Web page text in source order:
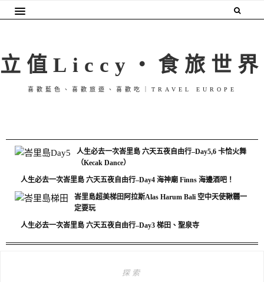
立值Liccy・食旅世界
喜歡藍色、喜歡旅遊、喜歡吃｜TRAVEL EUROPE
人生必去一次峇里島 六天五夜自由行–Day5,6 卡恰火舞
（Kecak Dance）
人生必去一次峇里島 六天五夜自由行–Day4 海神廟 Finns 海邊酒吧！
峇里島超美梯田阿拉斯Alas Harum Bali 空中天使鞦韆一
定要玩
人生必去一次峇里島 六天五夜自由行–Day3 梯田、聖泉寺
探索